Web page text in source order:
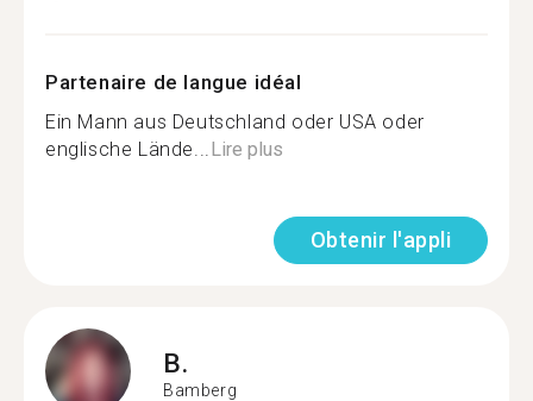
Partenaire de langue idéal
Ein Mann aus Deutschland oder USA oder
englische Lände...Lire plus
Obtenir l'appli
B.
Bamberg